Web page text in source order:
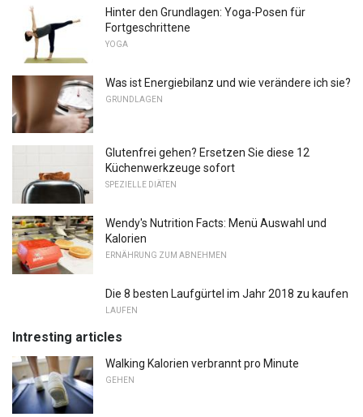
Hinter den Grundlagen: Yoga-Posen für
Fortgeschrittene
YOGA
Was ist Energiebilanz und wie verändere ich sie?
GRUNDLAGEN
Glutenfrei gehen? Ersetzen Sie diese 12
Küchenwerkzeuge sofort
SPEZIELLE DIÄTEN
Wendy's Nutrition Facts: Menü Auswahl und
Kalorien
ERNÄHRUNG ZUM ABNEHMEN
Die 8 besten Laufgürtel im Jahr 2018 zu kaufen
LAUFEN
Intresting articles
Walking Kalorien verbrannt pro Minute
GEHEN